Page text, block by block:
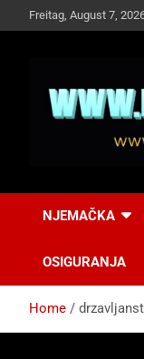
to
Freitag, August 7,
Idemo
NJEMAČKA
OSIGURANJA
Home